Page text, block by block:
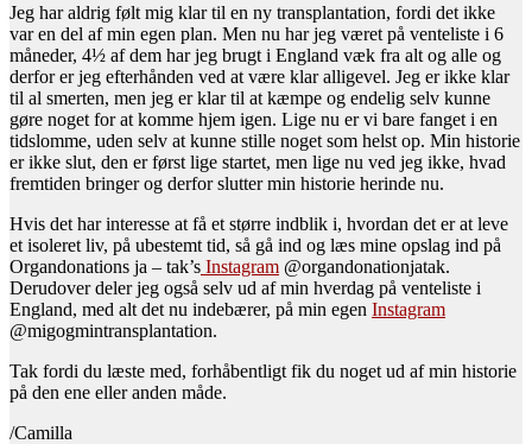
Jeg har aldrig følt mig klar til en ny transplantation, fordi det ikke
var en del af min egen plan. Men nu har jeg været på venteliste i 6
måneder, 4½ af dem har jeg brugt i England væk fra alt og alle og
derfor er jeg efterhånden ved at være klar alligevel. Jeg er ikke klar
til al smerten, men jeg er klar til at kæmpe og endelig selv kunne
gøre noget for at komme hjem igen. Lige nu er vi bare fanget i en
tidslomme, uden selv at kunne stille noget som helst op. Min historie
er ikke slut, den er først lige startet, men lige nu ved jeg ikke, hvad
fremtiden bringer og derfor slutter min historie herinde nu.
Hvis det har interesse at få et større indblik i, hvordan det er at leve
et isoleret liv, på ubestemt tid, så gå ind og læs mine opslag ind på
Organdonations ja – tak’s Instagram @organdonationjatak.
Derudover deler jeg også selv ud af min hverdag på venteliste i
England, med alt det nu indebærer, på min egen Instagram
@migogmintransplantation.
Tak fordi du læste med, forhåbentligt fik du noget ud af min historie
på den ene eller anden måde.
/Camilla